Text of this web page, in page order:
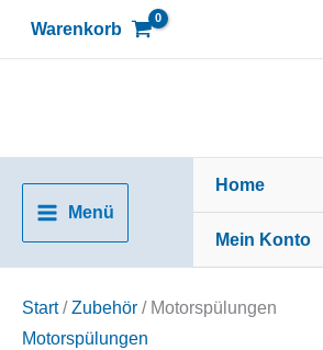
Warenkorb
Menü
Home
Mein Konto
Start/Zubehör / Motorspülungen
Motorspülungen